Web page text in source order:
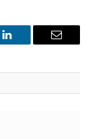
LinkedIn Email